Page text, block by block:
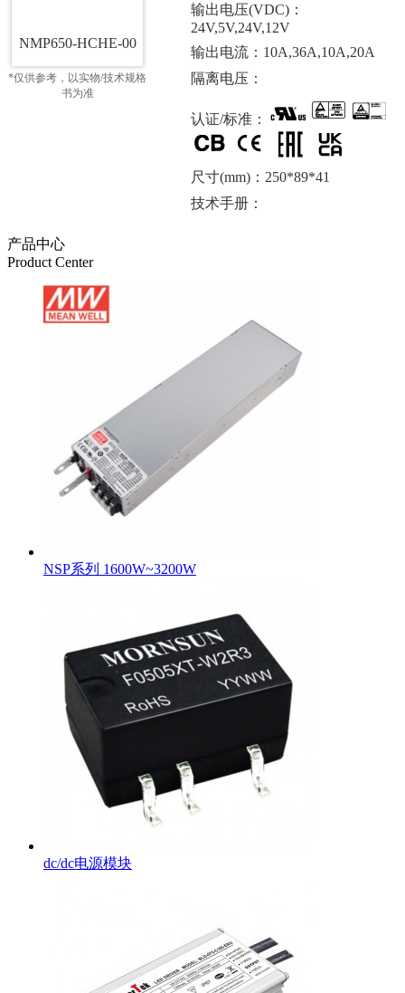
NMP650-HCHE-00
*仅供参考，以实物/技术规格
书为准
输出电压(VDC)：
24V,5V,24V,12V
输出电流：10A,36A,10A,20A
隔离电压：
认证/标准：
尺寸(mm)：250*89*41
技术手册：
产品中心
Product Center
NSP系列 1600W~3200W
dc/dc电源模块